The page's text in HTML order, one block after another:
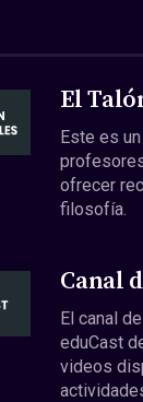
El
Este es
ofrecer
filosofía.
Canal
El canal
eduCast
videos